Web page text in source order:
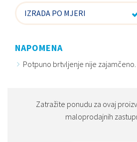
IZRADA PO MJERI
NAPOMENA
Potpuno brtvljenje nije zajamčeno.
Zatražite ponudu za ovaj
maloprodajnih